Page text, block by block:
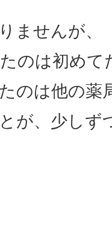
ませんが、
のは初めて
のは他の薬
が、少しず